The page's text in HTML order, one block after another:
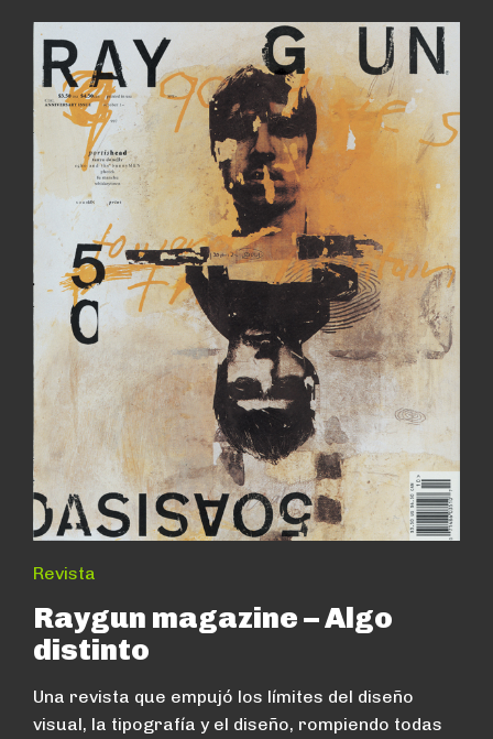
Revista
Raygun magazine – Algo
distinto
Una revista que empujó los límites del diseño
visual, la tipografía y el diseño, rompiendo todas